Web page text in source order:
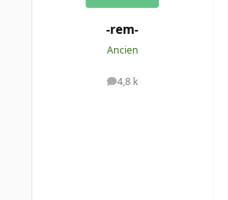
-rem-
Ancien
4,8 k
messages